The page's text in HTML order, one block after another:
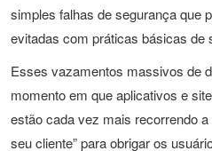
simples falhas de segurança que
evitadas com práticas básicas de
Esses vazamentos massivos de
momento em que aplicativos e
estão cada vez mais recorrendo
seu cliente” para obrigar os